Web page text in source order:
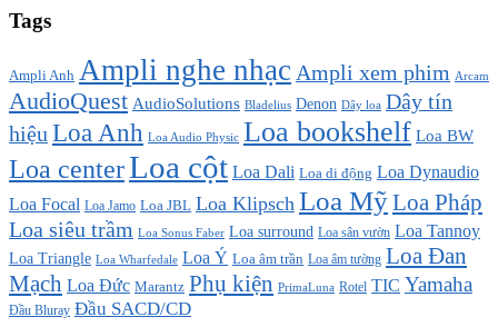
Tags
Ampli Anh Ampli nghe nhạc Ampli xem phim Arcam
AudioQuest AudioSolutions Bladelius Denon Dây loa Dây tín
hiệu Loa Anh Loa Audio Physic Loa bookshelf Loa BW
Loa centerLoa cột Loa Dali Loa di động Loa Dynaudio
Loa Focal Loa Jamo Loa JBL Loa Klipsch Loa MỹLoa Pháp
Loa siêu trầm Loa Sonus Faber Loa surround Loa sân vườn Loa Tannoy
Loa Triangle Loa Wharfedale Loa Ý Loa âm trần Loa âm tường Loa Đan
Mạch Loa Đức Marantz Phụ kiện PrimaLuna Rotel TIC Yamaha
Đầu Bluray Đầu SACD/CD